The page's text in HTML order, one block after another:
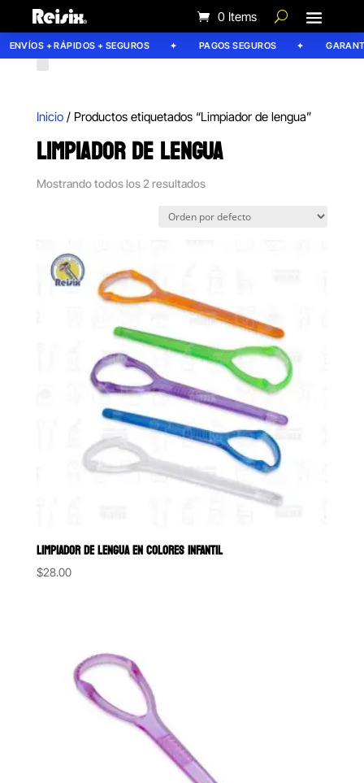
0 Items
ENVÍOS + RÁPIDOS + SEGUROS PAGOS SEGUROS
Inicio/ Productos etiquetados “Limpiador de lengua”
LIMPIADOR DE LENGUA
Mostrando todos los 2 resultados
LIMPIADOR DE LENGUA EN COLORES INFANTIL
$28.00